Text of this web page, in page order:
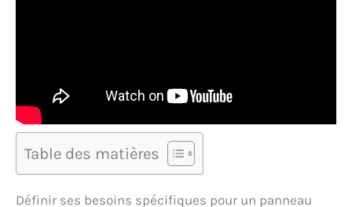
Table des matières
Définir ses besoins spécifiques pour un panneau